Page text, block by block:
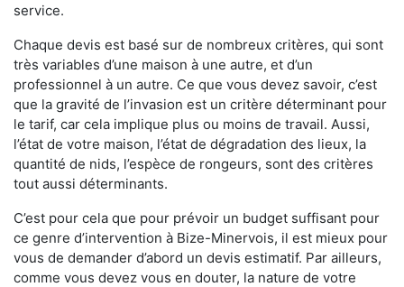
service.
Chaque devis est basé sur de nombreux critères, qui sont
très variables d’une maison à une autre, et d’un
professionnel à un autre. Ce que vous devez savoir, c’est
que la gravité de l’invasion est un critère déterminant pour
le tarif, car cela implique plus ou moins de travail. Aussi,
l’état de votre maison, l’état de dégradation des lieux, la
quantité de nids, l’espèce de rongeurs, sont des critères
tout aussi déterminants.
C’est pour cela que pour prévoir un budget suffisant pour
ce genre d’intervention à Bize-Minervois, il est mieux pour
vous de demander d’abord un devis estimatif. Par ailleurs,
comme vous devez vous en douter, la nature de votre